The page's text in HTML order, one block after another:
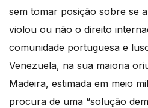
sem tomar posição sobre se
violou ou não o direito
comunidade portuguesa e
Venezuela, na sua maioria
Madeira, estimada em meio
procura de uma “solução